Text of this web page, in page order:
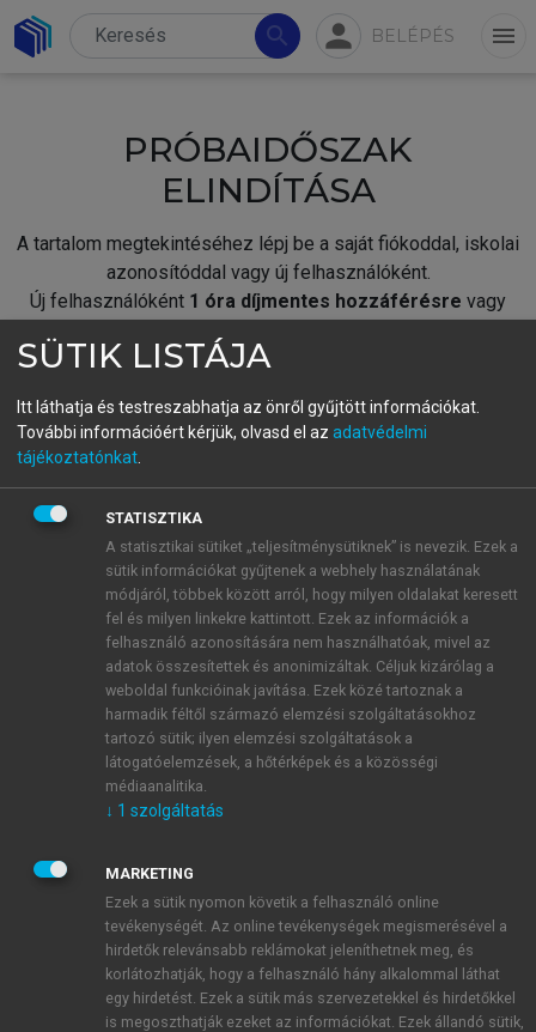
search person BELÉPÉS menu
PRÓBAIDŐSZAK
ELINDÍTÁSA
A tartalom megtekintéséhez lépj be a saját fiókoddal, iskolai
azonosítóddal vagy új felhasználóként.
Új felhasználóként 1 óra díjmentes hozzáférésre vagy
fiókoddal,vagy hozz létre új fiókot.
A regisztráció után apróbaidőszakautomatikusan
BELÉPÉS SAJÁT FIÓKKAL
ÚJ FIÓK LÉTREHOZÁSA
1 óra díjmentes hozzáférés
E-MAIL-CÍM
JELSZÓ
JELSZÓ ÚJRA
SÜTIK LISTÁJA
Itt láthatja és testreszabhatja az önről gyűjtött információkat.
További információért kérjük, olvasd el az adatvédelmi
tájékoztatónkat
STATISZTIKA
A statisztikai sütiket „teljesítménysütiknek” is nevezik. Ezek a
sütik információkat gyűjtenek a webhely használatának
módjáról, többek között arról, hogy milyen oldalakat keresett
fel és milyen linkekre kattintott. Ezek az információk a
felhasználó azonosítására nem használhatóak, mivel az
adatok összesítettek és anonimizáltak. Céljuk kizárólag a
weboldal funkcióinak javítása. Ezek közé tartoznak a
harmadik féltől származó elemzési szolgáltatásokhoz
tartozó sütik; ilyen elemzési szolgáltatások a
látogatóelemzések, a hőtérképek és a közösségi
médiaanalitika.
↓ 1 szolgáltatás
MARKETING
Ezek a sütik nyomon követik a felhasználó online
tevékenységét. Az online tevékenységek megismerésével a
hirdetők relevánsabb reklámokat jeleníthetnek meg, és
korlátozhatják, hogy a felhasználó hány alkalommal láthat
egy hirdetést. Ezek a sütik más szervezetekkel és hirdetőkkel
is megoszthatják ezeket az információkat. Ezek állandó sütik,